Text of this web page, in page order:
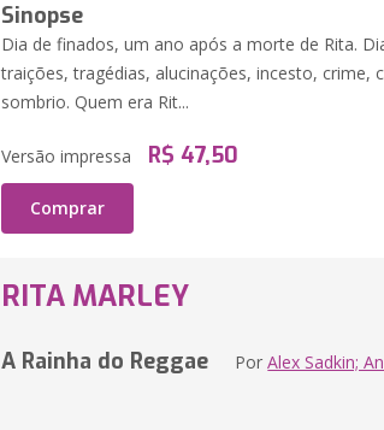
Sinopse
Dia de finados, um ano após a morte de Rita.
traições, tragédias, alucinações, incesto,
sombrio. Quem era Rit...
Versão impressa R$ 47,50
Comprar
RITA MARLEY
A Rainha do Reggae PorAlex Sadkin;